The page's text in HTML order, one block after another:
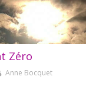
Zéro
Anne Bocquet